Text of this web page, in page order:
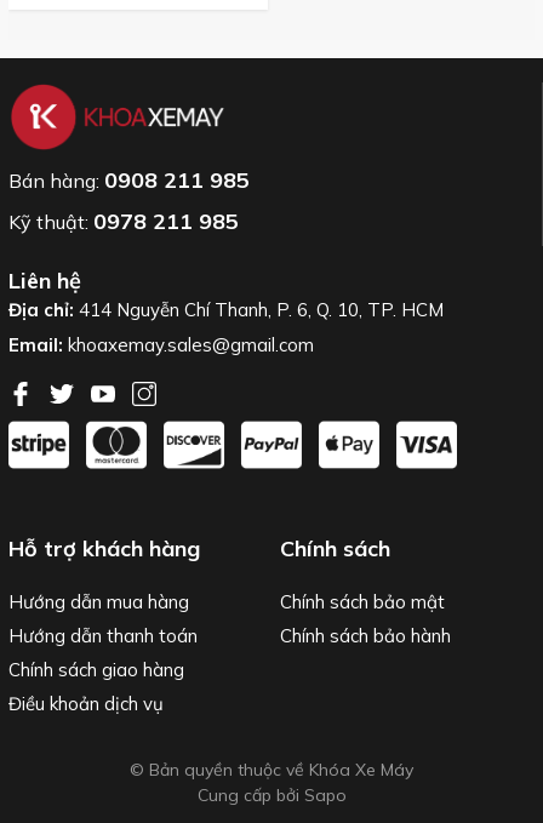
Bán hàng: 0908 211 985
Kỹ thuật: 0978 211 985
Liên hệ
Địa chỉ: 414 Nguyễn Chí Thanh, P. 6, Q. 10, TP. HCM
Email: khoaxemay.sales@gmail.com
Hỗ trợ khách hàng
Hướng dẫn mua hàng
Hướng dẫn thanh toán
Chính sách giao hàng
Điều khoản dịch vụ
Chính sách
Chính sách bảo mật
Chính sách bảo hành
© Bản quyền thuộc về Khóa Xe Máy
Cung cấp bởi Sapo